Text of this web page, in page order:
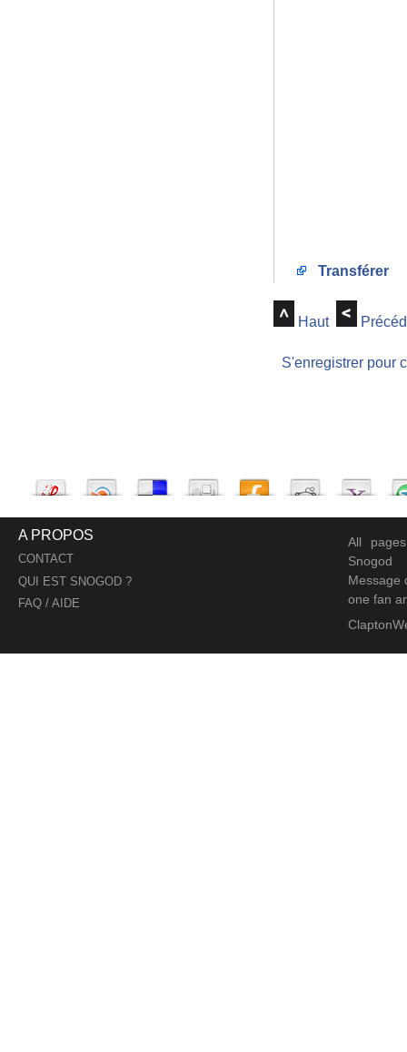
Transférer
Haut
S'enregistrer pour
A PROPOS
CONTACT
QUI EST SNOGOD ?
FAQ / AIDE
All
Snogod
Message
one fan